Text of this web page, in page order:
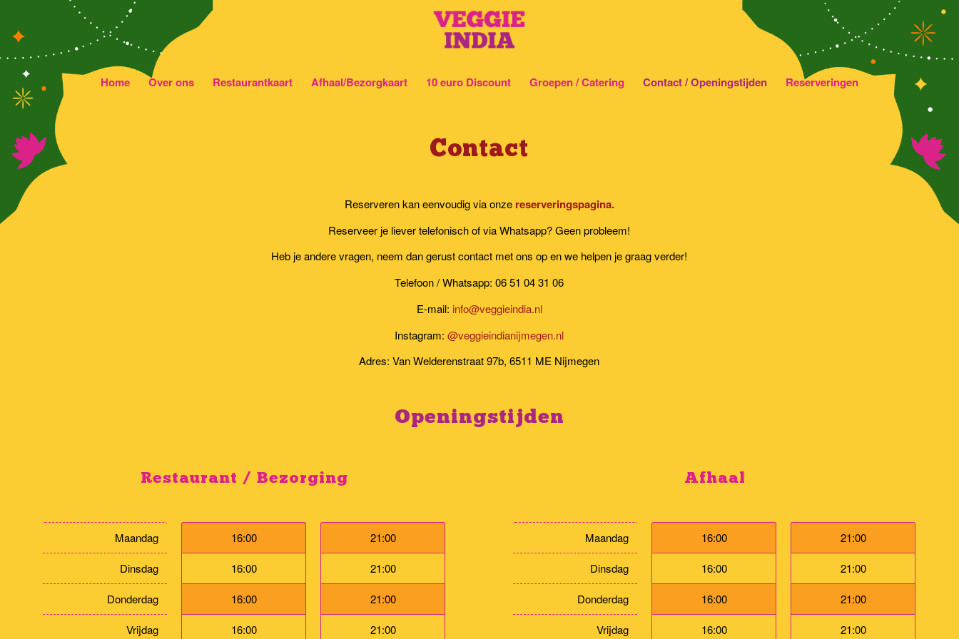
Home Over ons Restaurantkaart Afhaal/Bezorgkaart 10 euro Discount Groepen / Catering Contact / Openingstijden Reserveringen
Contact
Reserveren kan eenvoudig via onze reserveringspagina.
Reserveer je liever telefonisch of via Whatsapp? Geen probleem!
Heb je andere vragen, neem dan gerust contact met ons op en we helpen je graag verder!
Telefoon / Whatsapp: 06 51 04 31 06
E-mail: info@veggieindia.nl
Instagram:@veggieindianijmegen.nl
Adres: Van Welderenstraat 97b, 6511 ME Nijmegen
Openingstijden
Restaurant / Bezorging
Maandag
Dinsdag
Donderdag
Vrijdag
16:00
16:00
16:00
16:00
21:00
21:00
21:00
21:00
Afhaal
Maandag
Dinsdag
Donderdag
Vrijdag
16:00
16:00
16:00
16:00
21:00
21:00
21:00
21:00